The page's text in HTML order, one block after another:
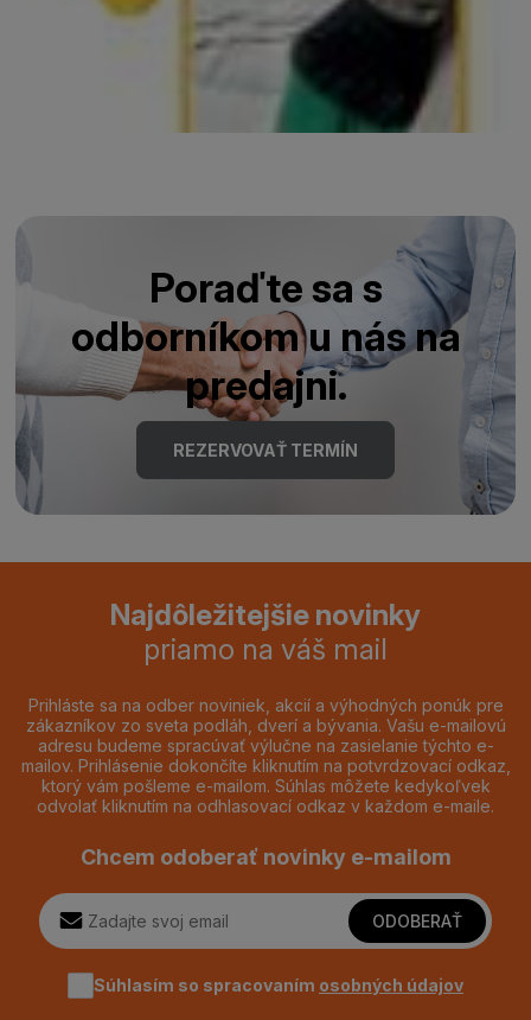
Poraďte sa s
odborníkom u nás na
predajni.
REZERVOVAŤ TERMÍN
Najdôležitejšie novinky
priamo na váš mail
Prihláste sa na odber noviniek, akcií a výhodných ponúk pre
zákazníkov zo sveta podláh, dverí a bývania. Vašu e-mailovú
adresu budeme spracúvať výlučne na zasielanie týchto e-
mailov. Prihlásenie dokončíte kliknutím na potvrdzovací odkaz,
ktorý vám pošleme e-mailom. Súhlas môžete kedykoľvek
odvolať kliknutím na odhlasovací odkaz v každom e-maile.
Chcem odoberať novinky e-mailom
ODOBERAŤ
Súhlasím so spracovaním osobných údajov